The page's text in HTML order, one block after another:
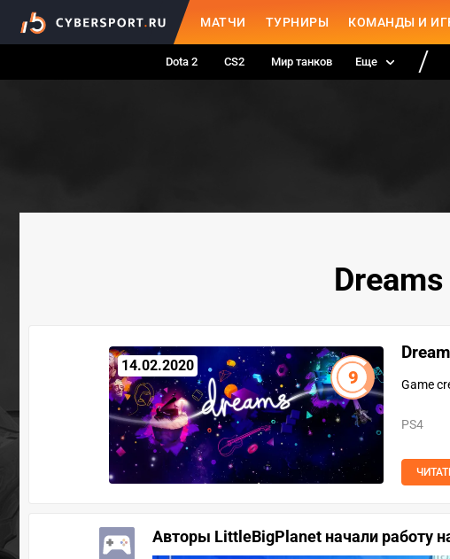
МАТЧИ ТУРНИРЫ КОМАНДЫ И
Dota 2 CS2 Мир танков Еще
14.02.2020
9 Game
PS4
Авторы LittleBigPlanet начали работу